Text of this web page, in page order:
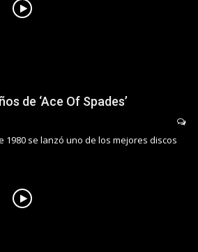
de ‘Ace Of Spades’
1980 se lanzó uno de los mejores discos